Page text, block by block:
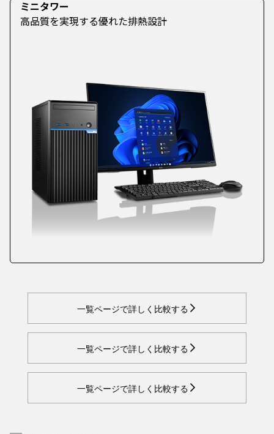
ミニタワー
高品質を実現する優れた排熱設計
一覧ページで詳しく比較する
一覧ページで詳しく比較する
一覧ページで詳しく比較する